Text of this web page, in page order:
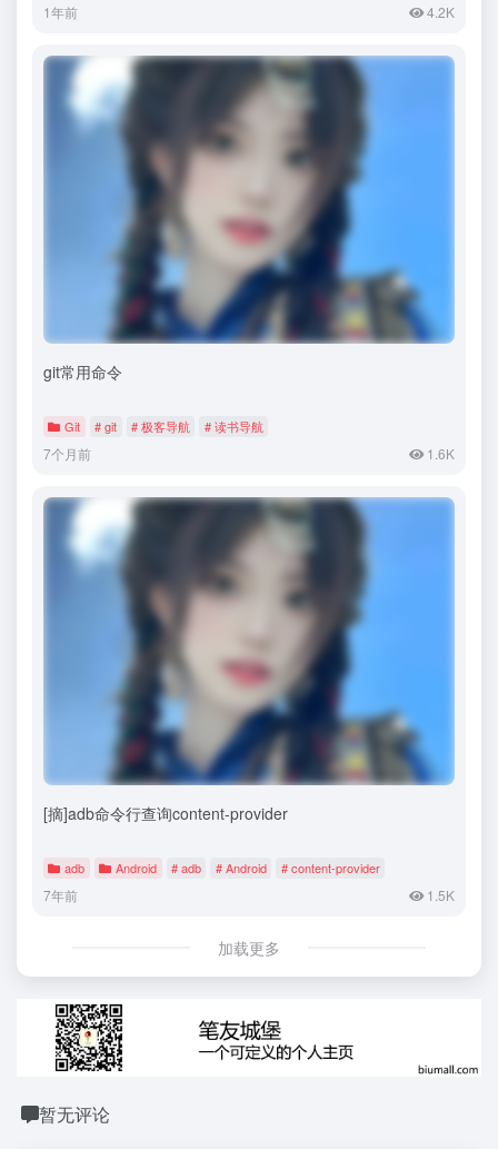
1年前 4.2K
git常用命令
Git # git # 极客导航 # 读书导航
7个月前 1.6K
[摘]adb命令行查询content-provider
adb Android # adb # Android # content-provider
7年前 1.5K
加载更多
暂无评论